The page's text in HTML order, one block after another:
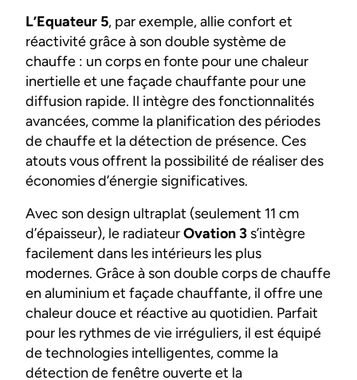
L’Equateur 5, par exemple, allie confort et
réactivité grâce à son double système de
chauffe : un corps en fonte pour une chaleur
inertielle et une façade chauffante pour une
diffusion rapide. Il intègre des fonctionnalités
avancées, comme la planification des périodes
de chauffe et la détection de présence. Ces
atouts vous offrent la possibilité de réaliser des
économies d’énergie significatives.
Avec son design ultraplat (seulement 11 cm
d’épaisseur), le radiateurOvation 3 s’intègre
facilement dans les intérieurs les plus
modernes. Grâce à son double corps de chauffe
en aluminium et façade chauffante, il offre une
chaleur douce et réactive au quotidien. Parfait
pour les rythmes de vie irréguliers, il est équipé
de technologies intelligentes, comme la
détection de fenêtre ouverte et la